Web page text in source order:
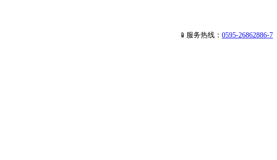
📱服务热线： 0595-26862886-7